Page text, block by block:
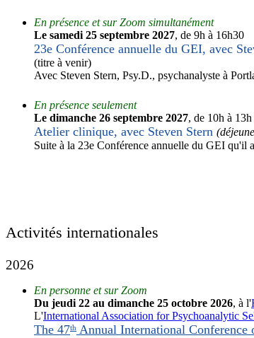
En présence et sur Zoom simultanément
Le samedi 25 septembre 2027, de 9h à 16h30
23e Conférence annuelle du GEI, avec
(titre à venir)
Avec Steven Stern, Psy.D., psychanalyste à
En présence seulement
Le dimanche 26 septembre 2027, de 10h à 13h
Atelier clinique, avec Steven Stern
Suite à la 23e Conférence annuelle du GEI qu'il
Activités internationales
2026
En personne et sur Zoom
Du jeudi 22 au dimanche 25 octobre 2026, à l'
L'International Association for Psychoanalytic
The 47th Annual International